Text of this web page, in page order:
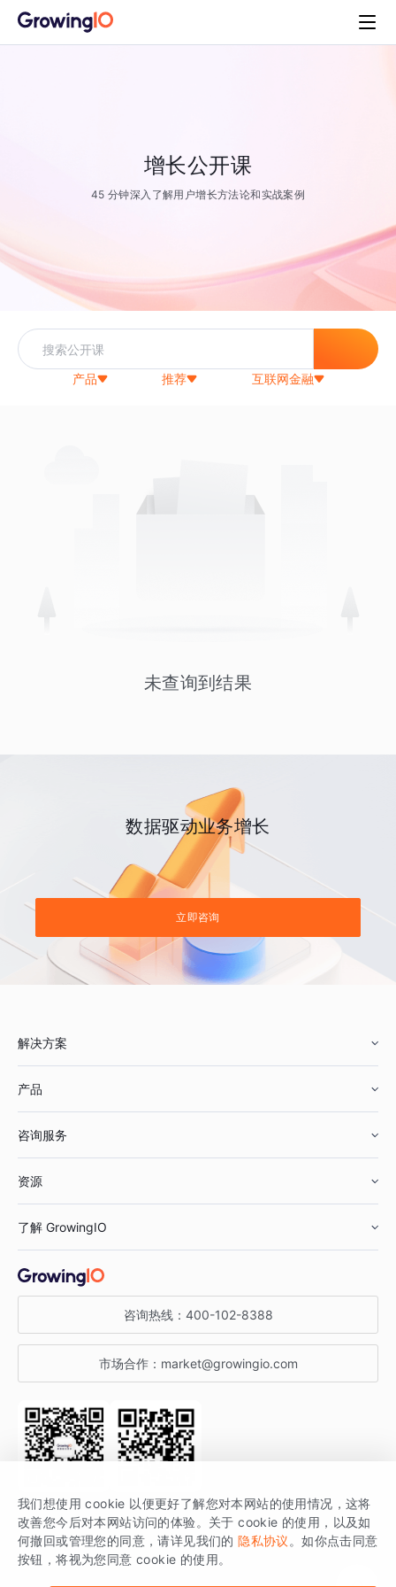
增长公开课
45 分钟深入了解用户增长方法论和实战案例
产品 推荐 互联网金融
未查询到结果
数据驱动业务增长
立即咨询
解决方案
鞋服行业
汽车行业
金融行业
产品
智能运营
获客分析
咨询服务
资源
增长公开课
增长博客
开发者文档
SDK 文档
场景指南
了解 GrowingIO
关于 GrowingIO
增长大会
行业活动
咨询热线： 400-102-8388
市场合作： market@growingio.com
关注公众号 获取更多干货
GrowingIO 是专注于数据智能分析与增长的品牌，核心平台为 GrowingIO
分析云。
我们想使用 cookie 以便更好了解您对本网站的使用情况，这将
改善您今后对本网站访问的体验。关于 cookie 的使用，以及如
何撤回或管理您的同意，请详见我们的 隐私协议 。如你点击同意
按钮，将视为您同意 cookie 的使用。